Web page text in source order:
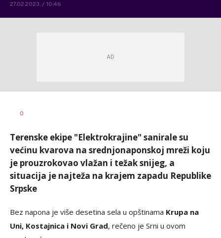
27.02.2023. / 10:46
AUTOR
0
Terenske ekipe "Elektrokrajine" sanirale su
većinu kvarova na srednjonaponskoj mreži koju
je prouzrokovao vlažan i težak snijeg, a
situacija je najteža na krajem zapadu Republike
Srpske
Bez napona je više desetina sela u opštinama Krupa na
Uni, Kostajnica i Novi Grad, rečeno je Srni u ovom